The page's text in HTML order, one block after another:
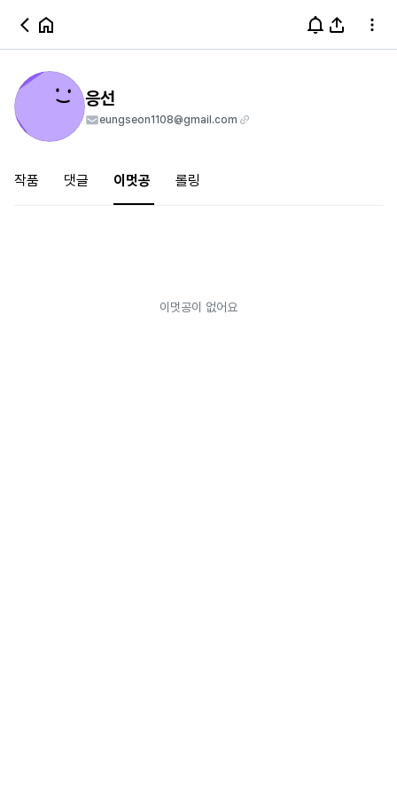
응선
eungseon1108@gmail.com
작품 댓글 이멋공 롤링
이멋공이 없어요